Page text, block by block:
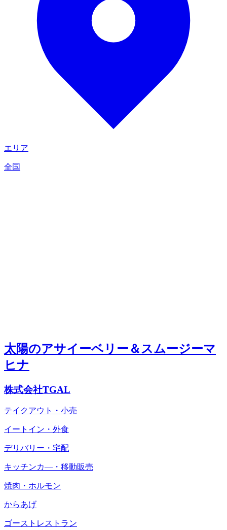
エリア
全国
太陽のアサイーベリー＆スムージーマ
ヒナ
株式会社TGAL
テイクアウト・小売
イートイン・外食
デリバリー・宅配
キッチンカ―・移動販売
焼肉・ホルモン
からあげ
ゴーストレストラン